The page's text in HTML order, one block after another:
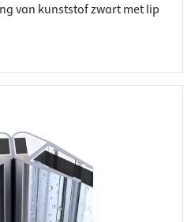
van kunststof zwart met lip